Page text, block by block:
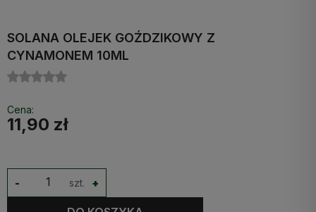
SOLANA OLEJEK GOŹDZIKOWY Z
CYNAMONEM 10ML
Cena:
11,90 zł
szt. +
-